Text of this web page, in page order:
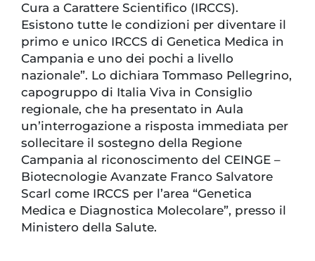
Cura a Carattere Scientifico (IRCCS).
Esistono tutte le condizioni per diventare il
primo e unico IRCCS di Genetica Medica in
Campania e uno dei pochi a livello
nazionale”. Lo dichiara Tommaso Pellegrino,
capogruppo di Italia Viva in Consiglio
regionale, che ha presentato in Aula
un’interrogazione a risposta immediata per
sollecitare il sostegno della Regione
Campania al riconoscimento del CEINGE –
Biotecnologie Avanzate Franco Salvatore
Scarl come IRCCS per l’area “Genetica
Medica e Diagnostica Molecolare”, presso il
Ministero della Salute.